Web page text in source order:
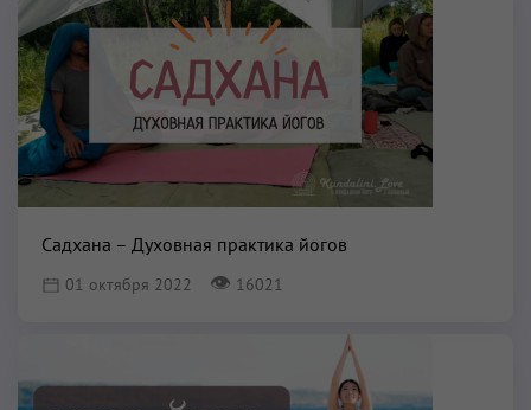
Садхана – Духовная практика йогов
01 октября 2022 👁 16021